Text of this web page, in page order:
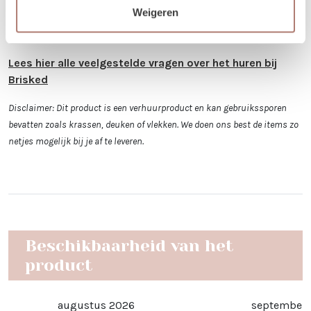
Weigeren
Is er iets beschadigd? Dat kan gebeuren. Helaas
moeten we deze kosten wel in rekening brengen.
Lees hier alle veelgestelde vragen over het huren bij
Brisked
Disclaimer: Dit product is een verhuurproduct en kan gebruikssporen
bevatten zoals krassen, deuken of vlekken. We doen ons best de items zo
netjes mogelijk bij je af te leveren.
Beschikbaarheid van het
product
augustus 2026 september